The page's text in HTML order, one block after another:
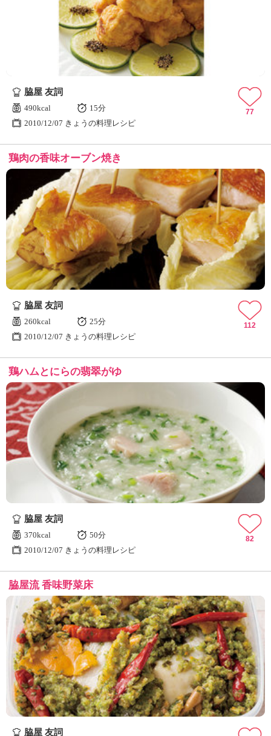
脇屋 友詞
490kcal
15分
2010/12/07 きょうの料理レシピ
77
鶏肉の香味オーブン焼き
脇屋 友詞
260kcal
25分
2010/12/07 きょうの料理レシピ
112
鶏ハムとにらの翡翠がゆ
脇屋 友詞
370kcal
50分
2010/12/07 きょうの料理レシピ
82
脇屋流 香味野菜床
脇屋 友詞